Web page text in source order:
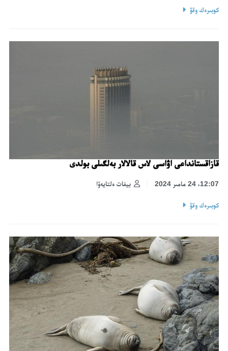
كوبىرەك وقۋ
قازاقستانداعى اۋاسى لاس قالالار بەلگىلى بولدى
بيفات ەلتايەۆا 12:07، 24 مامىر 2024
كوبىرەك وقۋ